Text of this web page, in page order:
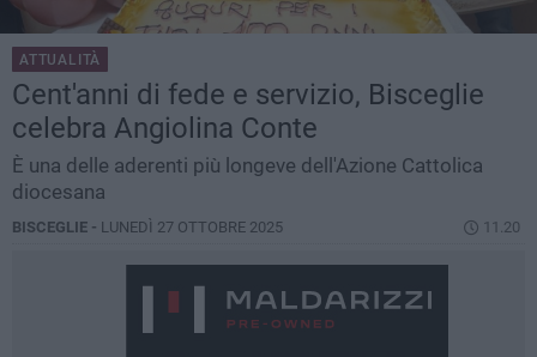
ATTUALITÀ
Cent'anni di fede e servizio, Bisceglie
celebra Angiolina Conte
È una delle aderenti più longeve dell'Azione Cattolica
diocesana
BISCEGLIE - LUNEDÌ 27 OTTOBRE 2025 11.20